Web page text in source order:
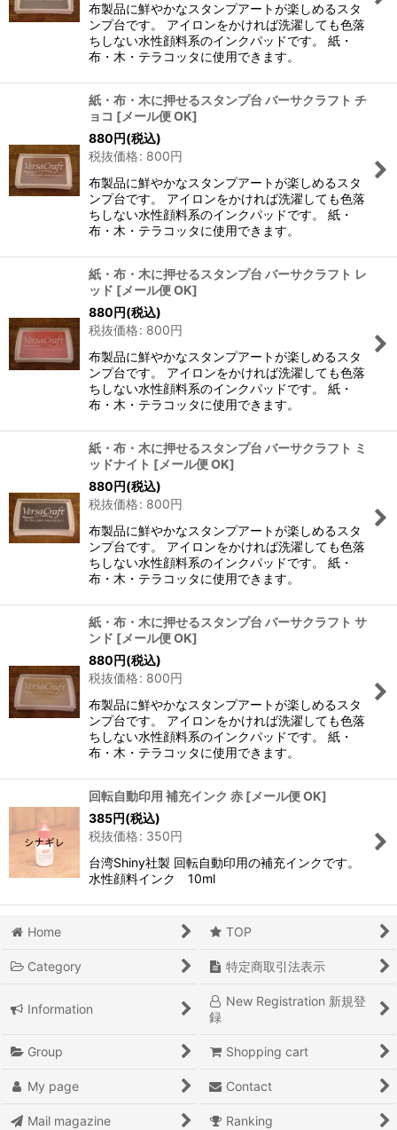
布製品に鮮やかなスタンプアートが楽しめるスタ
ンプ台です。 アイロンをかければ洗濯しても色落
ちしない水性顔料系のインクパッドです。 紙・
布・木・テラコッタに使用できます。
紙・布・木に押せるスタンプ台 バーサクラフト チ
ョコ [メール便 OK]
880円(税込)
税抜価格: 800円
布製品に鮮やかなスタンプアートが楽しめるスタ
ンプ台です。 アイロンをかければ洗濯しても色落
ちしない水性顔料系のインクパッドです。 紙・
布・木・テラコッタに使用できます。
紙・布・木に押せるスタンプ台 バーサクラフト レ
ッド [メール便 OK]
880円(税込)
税抜価格: 800円
布製品に鮮やかなスタンプアートが楽しめるスタ
ンプ台です。 アイロンをかければ洗濯しても色落
ちしない水性顔料系のインクパッドです。 紙・
布・木・テラコッタに使用できます。
紙・布・木に押せるスタンプ台 バーサクラフト ミ
ッドナイト [メール便 OK]
880円(税込)
税抜価格: 800円
布製品に鮮やかなスタンプアートが楽しめるスタ
ンプ台です。 アイロンをかければ洗濯しても色落
ちしない水性顔料系のインクパッドです。 紙・
布・木・テラコッタに使用できます。
紙・布・木に押せるスタンプ台 バーサクラフト サ
ンド [メール便 OK]
880円(税込)
税抜価格: 800円
布製品に鮮やかなスタンプアートが楽しめるスタ
ンプ台です。 アイロンをかければ洗濯しても色落
ちしない水性顔料系のインクパッドです。 紙・
布・木・テラコッタに使用できます。
回転自動印用 補充インク 赤 [メール便 OK]
385円(税込)
税抜価格: 350円
台湾Shiny社製 回転自動印用の補充インクです。
水性顔料インク 10ml
Home TOP
Category 特定商取引法表示
Information
New Registration 新規登
録
Group Shopping cart
My page Contact
Mail magazine Ranking